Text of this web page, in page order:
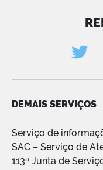
DEMAIS SERVIÇOS
Serviço de
SAC – Serviço de
113ª Junta de